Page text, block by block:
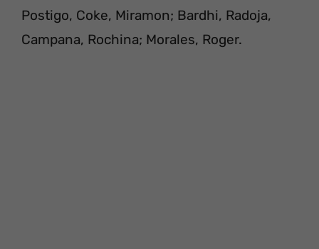
Postigo, Coke, Miramon; Bardhi, Radoja,
Campana, Rochina; Morales, Roger.